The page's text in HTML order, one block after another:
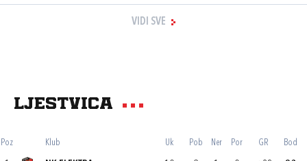
VIDI SVE
Ljestvica
Poz Klub Uk Pob Ner Por GR Bod